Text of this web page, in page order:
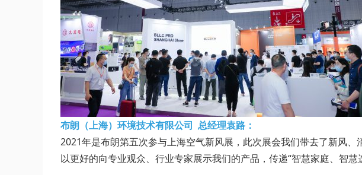
布朗（上海）环境技术有限公司 总经理袁路：
2021年是布朗第五次参与上海空气新风展，此次展会我们带去了新风
以更好的向专业观众、行业专家展示我们的产品，传递“智慧家庭、智